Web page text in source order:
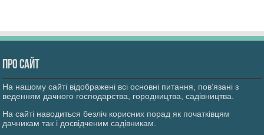
Про сайт
На нашому сайті відображені всі основні питання, пов’язані з
веденням дачного господарства, городництва, садівництва.
На сайті наводиться безліч корисних порад як початківцям
дачникам так і досвідченим садівникам.